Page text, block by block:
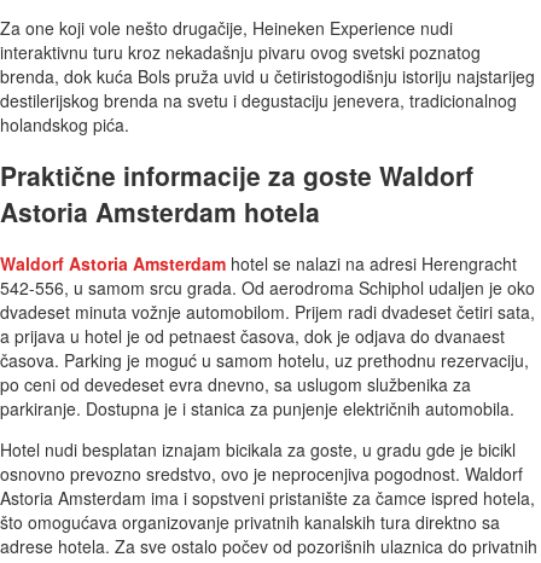
Za one koji vole nešto drugačije, Heineken Experience nudi
interaktivnu turu kroz nekadašnju pivaru ovog svetski poznatog
brenda, dok kuća Bols pruža uvid u četiristogodišnju istoriju najstarijeg
destilerijskog brenda na svetu i degustaciju jenevera, tradicionalnog
holandskog pića.
Praktične informacije za goste Waldorf
Astoria Amsterdam hotela
Waldorf Astoria Amsterdam hotel se nalazi na adresi Herengracht
542-556, u samom srcu grada. Od aerodroma Schiphol udaljen je oko
dvadeset minuta vožnje automobilom. Prijem radi dvadeset četiri sata,
a prijava u hotel je od petnaest časova, dok je odjava do dvanaest
časova. Parking je moguć u samom hotelu, uz prethodnu rezervaciju,
po ceni od devedeset evra dnevno, sa uslugom službenika za
parkiranje. Dostupna je i stanica za punjenje električnih automobila.
Hotel nudi besplatan iznajam bicikala za goste, u gradu gde je bicikl
osnovno prevozno sredstvo, ovo je neprocenjiva pogodnost. Waldorf
Astoria Amsterdam ima i sopstveni pristanište za čamce ispred hotela,
što omogućava organizovanje privatnih kanalskih tura direktno sa
adrese hotela. Za sve ostalo počev od pozorišnih ulaznica do privatnih